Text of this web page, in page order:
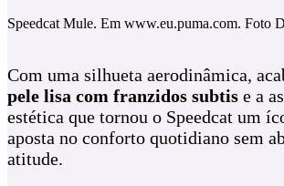
Speedcat Mule. Em www.eu.puma.com. Foto
Com uma silhueta aerodinâmica,
pele lisa com franzidos subtis e a
estética que tornou o Speedcat um
aposta no conforto quotidiano sem
atitude.